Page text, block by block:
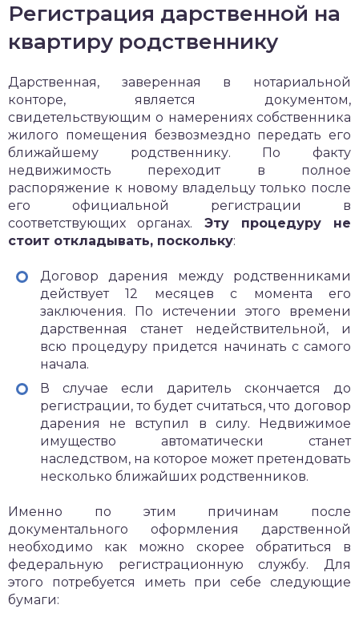
Регистрация дарственной на
квартиру родственнику
Дарственная, заверенная в нотариальной
конторе, является документом,
свидетельствующим о намерениях собственника
жилого помещения безвозмездно передать его
ближайшему родственнику. По факту
недвижимость переходит в полное
распоряжение к новому владельцу только после
его официальной регистрации в
соответствующих органах. Эту процедуру не
стоит откладывать, поскольку:
Договор дарения между родственниками
действует 12 месяцев с момента его
заключения. По истечении этого времени
дарственная станет недействительной, и
всю процедуру придется начинать с самого
начала.
В случае если даритель скончается до
регистрации, то будет считаться, что договор
дарения не вступил в силу. Недвижимое
имущество автоматически станет
наследством, на которое может претендовать
несколько ближайших родственников.
Именно по этим причинам после
документального оформления дарственной
необходимо как можно скорее обратиться в
федеральную регистрационную службу. Для
этого потребуется иметь при себе следующие
бумаги: